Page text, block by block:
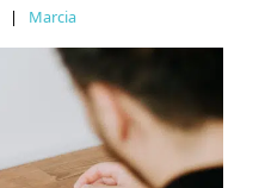
| Marcia